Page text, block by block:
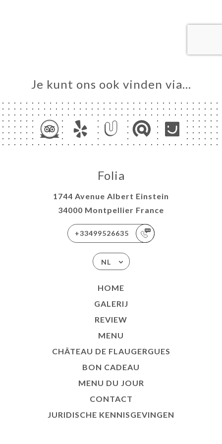
Je kunt ons ook vinden via…
Folia
1744 Avenue Albert Einstein
34000 Montpellier France
+33499526635
NL
HOME
GALERIJ
REVIEW
MENU
CHÂTEAU DE FLAUGERGUES
BON CADEAU
MENU DU JOUR
CONTACT
JURIDISCHE KENNISGEVINGEN